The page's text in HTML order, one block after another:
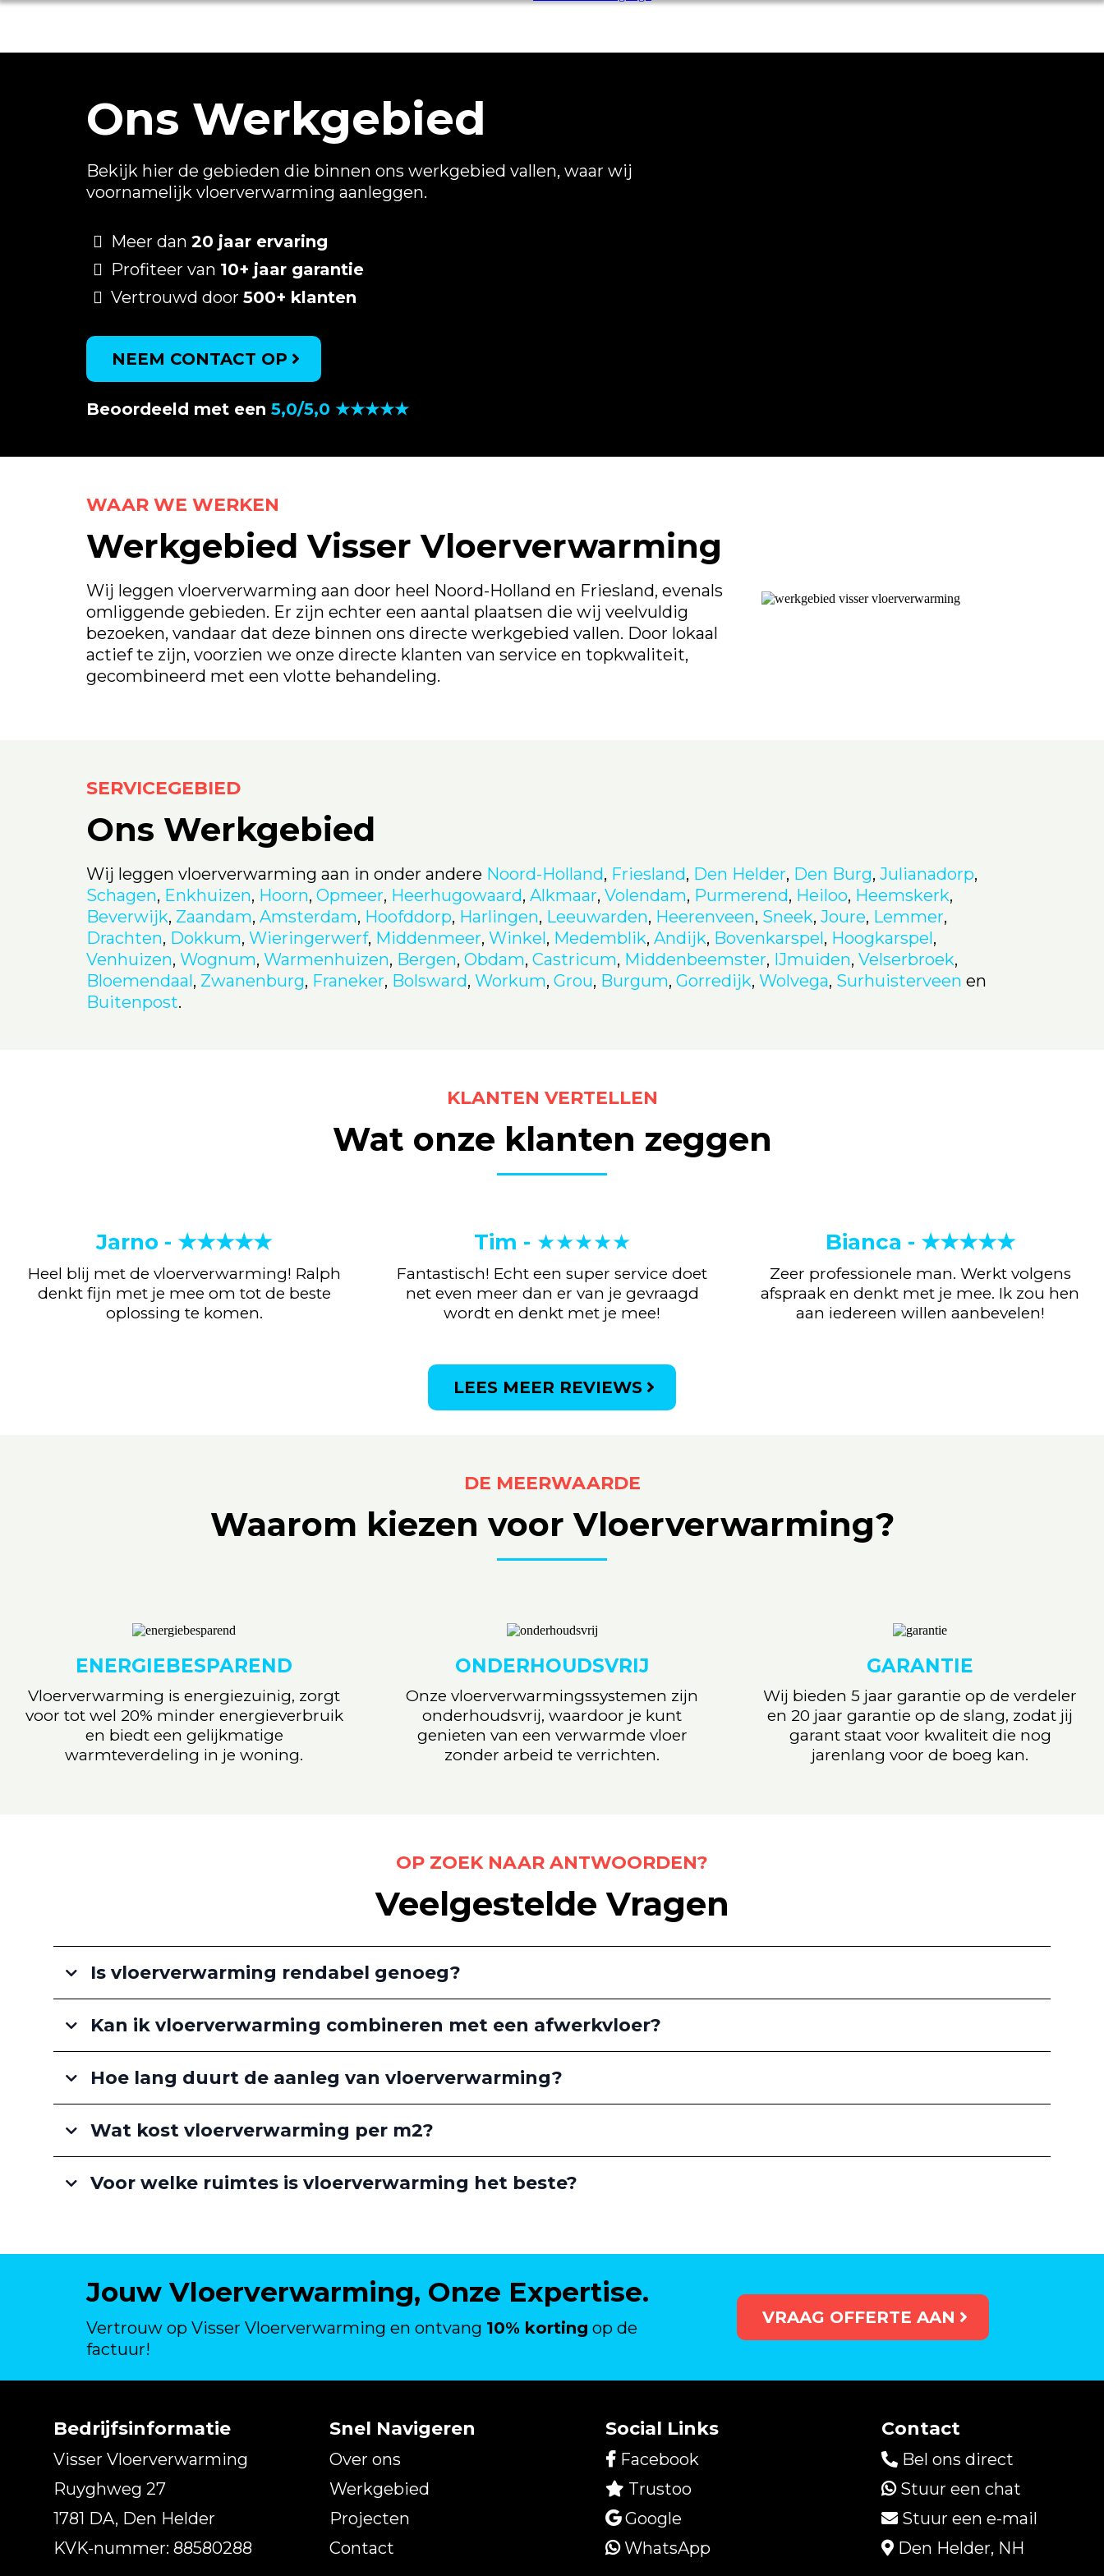
Ons Werkgebied
Bekijk hier de gebieden die binnen ons werkgebied vallen, waar wij
voornamelijk vloerverwarming aanleggen.
Meer dan 20 jaar ervaring
Profiteer van 10+ jaar garantie
Vertrouwd door 500+ klanten
NEEM CONTACT OP
Beoordeeld met een 5,0/5,0 ★★★★★
WAAR WE WERKEN
Werkgebied Visser Vloerverwarming
Wij leggen vloerverwarming aan door heel Noord-Holland en Friesland, evenals
omliggende gebieden. Er zijn echter een aantal plaatsen die wij veelvuldig
bezoeken, vandaar dat deze binnen ons directe werkgebied vallen. Door lokaal
actief te zijn, voorzien we onze directe klanten van service en topkwaliteit,
gecombineerd met een vlotte behandeling.
SERVICEGEBIED
Ons Werkgebied
Wij leggen vloerverwarming aan in onder andere Noord-Holland, Friesland, Den Helder, Den Burg, Julianadorp,
Schagen, Enkhuizen, Hoorn, Opmeer, Heerhugowaard, Alkmaar, Volendam, Purmerend, Heiloo, Heemskerk,
Beverwijk, Zaandam, Amsterdam, Hoofddorp, Harlingen, Leeuwarden, Heerenveen, Sneek, Joure, Lemmer,
Drachten, Dokkum, Wieringerwerf, Middenmeer, Winkel, Medemblik, Andijk, Bovenkarspel, Hoogkarspel,
Venhuizen, Wognum, Warmenhuizen, Bergen, Obdam, Castricum, Middenbeemster, IJmuiden, Velserbroek,
Bloemendaal, Zwanenburg, Franeker, Bolsward, Workum, Grou, Burgum, Gorredijk, Wolvega, Surhuisterveen en
Buitenpost.
KLANTEN VERTELLEN
Wat onze klanten zeggen
Jarno - ★★★★★
Heel blij met de vloerverwarming! Ralph
denkt fijn met je mee om tot de beste
oplossing te komen.
Tim - ★★★★★
Fantastisch! Echt een super service doet
net even meer dan er van je gevraagd
wordt en denkt met je mee!
Bianca - ★★★★★
Zeer professionele man. Werkt volgens
afspraak en denkt met je mee. Ik zou hen
aan iedereen willen aanbevelen!
LEES MEER REVIEWS
DE MEERWAARDE
Waarom kiezen voor Vloerverwarming?
ENERGIEBESPAREND
Vloerverwarming is energiezuinig, zorgt
voor tot wel 20% minder energieverbruik
en biedt een gelijkmatige
warmteverdeling in je woning.
ONDERHOUDSVRIJ
Onze vloerverwarmingssystemen zijn
onderhoudsvrij, waardoor je kunt
genieten van een verwarmde vloer
zonder arbeid te verrichten.
GARANTIE
Wij bieden 5 jaar garantie op de verdeler
en 20 jaar garantie op de slang, zodat jij
garant staat voor kwaliteit die nog
jarenlang voor de boeg kan.
OP ZOEK NAAR ANTWOORDEN?
Veelgestelde Vragen
Is vloerverwarming rendabel genoeg?
Kan ik vloerverwarming combineren met een afwerkvloer?
Hoe lang duurt de aanleg van vloerverwarming?
Wat kost vloerverwarming per m2?
Voor welke ruimtes is vloerverwarming het beste?
Jouw Vloerverwarming, Onze Expertise.
Vertrouw op Visser Vloerverwarming en ontvang 10% korting op de
factuur!
VRAAG OFFERTE AAN
Bedrijfsinformatie
Visser Vloerverwarming
Ruyghweg 27
1781 DA, Den Helder
KVK-nummer: 88580288
Snel Navigeren
Over ons
Werkgebied
Projecten
Contact
Social Links
Facebook
Trustoo
Google
WhatsApp
Contact
Bel ons direct
Stuur een chat
Stuur een e-mail
Den Helder, NH